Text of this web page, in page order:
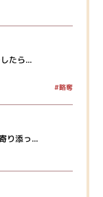
たら...
#略奪
り添っ...